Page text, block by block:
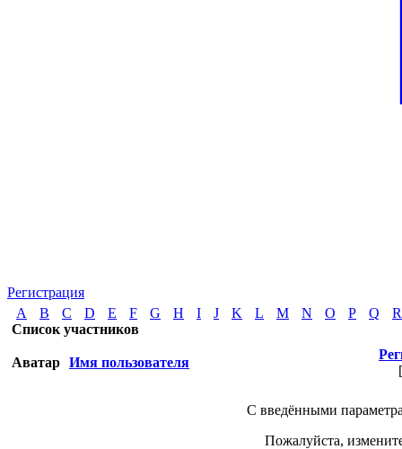
Регистрация
А
B C D E F G H I J K L M N O P Q
R
Список участников
Аватар Имя пользователя
[
С введёнными
Пожалуйста,